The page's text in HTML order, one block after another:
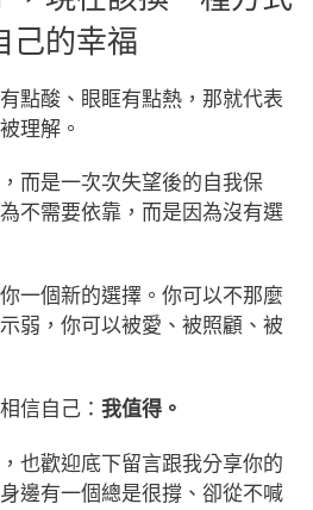
己的幸福
點酸、眼眶有點熱，那就代表
理解。
而是一次次失望後的自我保
不需要依靠，而是因為沒有選
一個新的選擇。你可以不那麼
弱，你可以被愛、被照顧、被
信自己： 我值得。
也歡迎底下留言跟我分享你的
邊有一個總是很撐、卻從不喊